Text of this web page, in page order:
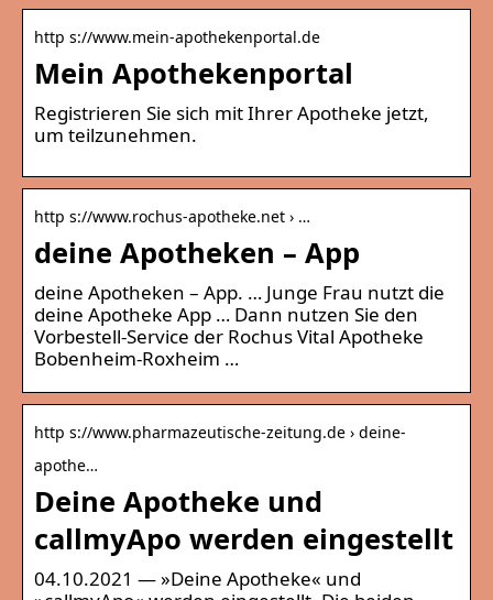
http s://www.mein-apothekenportal.de
Mein Apothekenportal
Registrieren Sie sich mit Ihrer Apotheke jetzt,
um teilzunehmen.
http s://www.rochus-apotheke.net › …
deine Apotheken – App
deine Apotheken – App. … Junge Frau nutzt die
deine Apotheke App … Dann nutzen Sie den
Vorbestell-Service der Rochus Vital Apotheke
Bobenheim-Roxheim …
http s://www.pharmazeutische-zeitung.de › deine-
apothe…
Deine Apotheke und
callmyApo werden eingestellt
04.10.2021 — »Deine Apotheke« und